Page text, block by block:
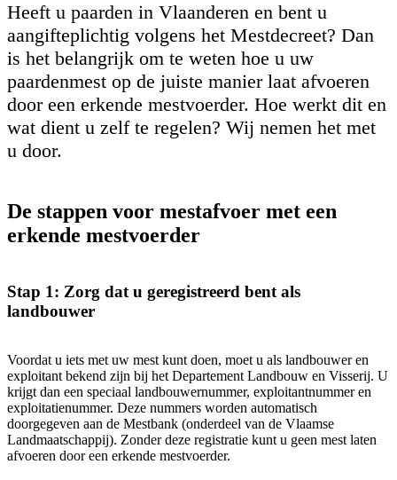
Heeft u paarden in Vlaanderen en bent u
aangifteplichtig volgens het Mestdecreet? Dan
is het belangrijk om te weten hoe u uw
paardenmest op de juiste manier laat afvoeren
door een erkende mestvoerder. Hoe werkt dit en
wat dient u zelf te regelen? Wij nemen het met
u door.
De stappen voor mestafvoer met een
erkende mestvoerder
Stap 1: Zorg dat u geregistreerd bent als
landbouwer
Voordat u iets met uw mest kunt doen, moet u als landbouwer en
exploitant bekend zijn bij het Departement Landbouw en Visserij. U
krijgt dan een speciaal landbouwernummer, exploitantnummer en
exploitatienummer. Deze nummers worden automatisch
doorgegeven aan de Mestbank (onderdeel van de Vlaamse
Landmaatschappij). Zonder deze registratie kunt u geen mest laten
afvoeren door een erkende mestvoerder.